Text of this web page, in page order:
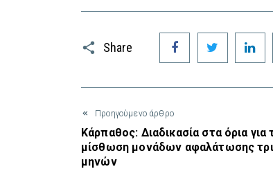
Share
Facebook Twitter
Προηγούμενο άρθρο
Κάρπαθος: Διαδικασία στα όρια για
μίσθωση μονάδων αφαλάτωσης
μηνών